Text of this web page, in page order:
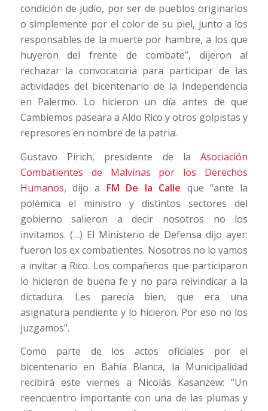
condición de judío, por ser de pueblos originarios
o simplemente por el color de su piel, junto a los
responsables de la muerte por hambre, a los que
huyeron del frente de combate”, dijeron al
rechazar la convocatoria para participar de las
actividades del bicentenario de la Independencia
en Palermo. Lo hicieron un día antes de que
Cambiemos paseara a Aldo Rico y otros golpistas y
represores en nombre de la patria.
Gustavo Pirich, presidente de laAsociación
Combatientes de Malvinas por los Derechos
Humanos, dijo a FM De la Calle que “ante la
polémica el ministro y distintos sectores del
gobierno salieron a decir nosotros no los
invitamos. (…) El Ministerio de Defensa dijo ayer:
fueron los ex combatientes. Nosotros no lo vamos
a invitar a Rico. Los compañeros que participaron
lo hicieron de buena fe y no para reivindicar a la
dictadura. Les parecía bien, que era una
asignatura pendiente y lo hicieron. Por eso no los
juzgamos”.
Como parte de los actos oficiales por el
bicentenario en Bahía Blanca, la Municipalidad
recibirá este viernes a Nicolás Kasanzew: “Un
reencuentro importante con una de las plumas y